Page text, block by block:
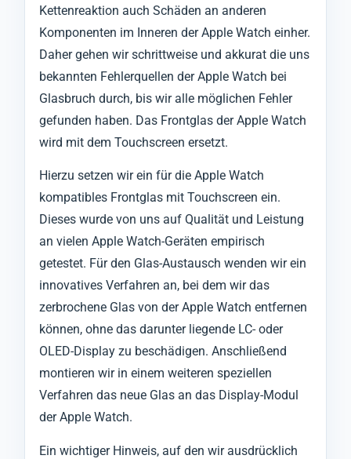
Kettenreaktion auch Schäden an anderen
Komponenten im Inneren der Apple Watch einher.
Daher gehen wir schrittweise und akkurat die uns
bekannten Fehlerquellen der Apple Watch bei
Glasbruch durch, bis wir alle möglichen Fehler
gefunden haben. Das Frontglas der Apple Watch
wird mit dem Touchscreen ersetzt.
Hierzu setzen wir ein für die Apple Watch
kompatibles Frontglas mit Touchscreen ein.
Dieses wurde von uns auf Qualität und Leistung
an vielen Apple Watch-Geräten empirisch
getestet. Für den Glas-Austausch wenden wir ein
innovatives Verfahren an, bei dem wir das
zerbrochene Glas von der Apple Watch entfernen
können, ohne das darunter liegende LC- oder
OLED-Display zu beschädigen. Anschließend
montieren wir in einem weiteren speziellen
Verfahren das neue Glas an das Display-Modul
der Apple Watch.
Ein wichtiger Hinweis, auf den wir ausdrücklich